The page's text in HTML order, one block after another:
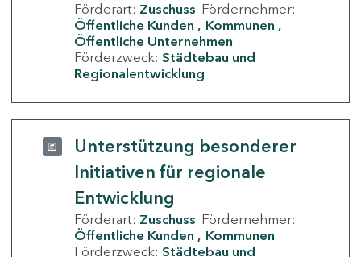
Förderart: Zuschuss Fördernehmer:
Öffentliche Kunden
Kommunen
Öffentliche Unternehmen
Förderzweck: Städtebau und
Regionalentwicklung
Unterstützung besonderer
Initiativen für regionale
Entwicklung
Förderart: Zuschuss Fördernehmer:
Öffentliche Kunden
Kommunen
Förderzweck: Städtebau und